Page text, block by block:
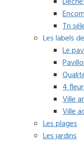
Tri
Les labels
Le
4
Ville
Ville
Les plages
Les jardins